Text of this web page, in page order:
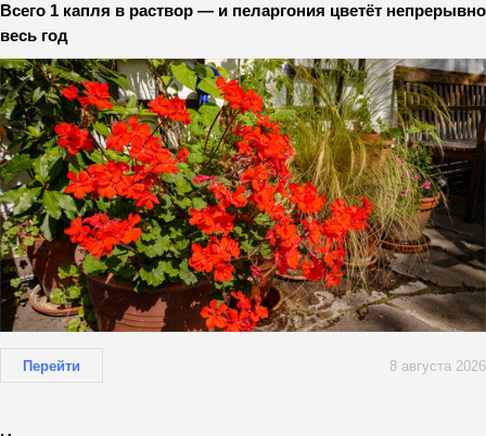
Всего 1 капля в раствор — и пеларгония цветёт непрерывно
весь год
Перейти 8 августа 2026